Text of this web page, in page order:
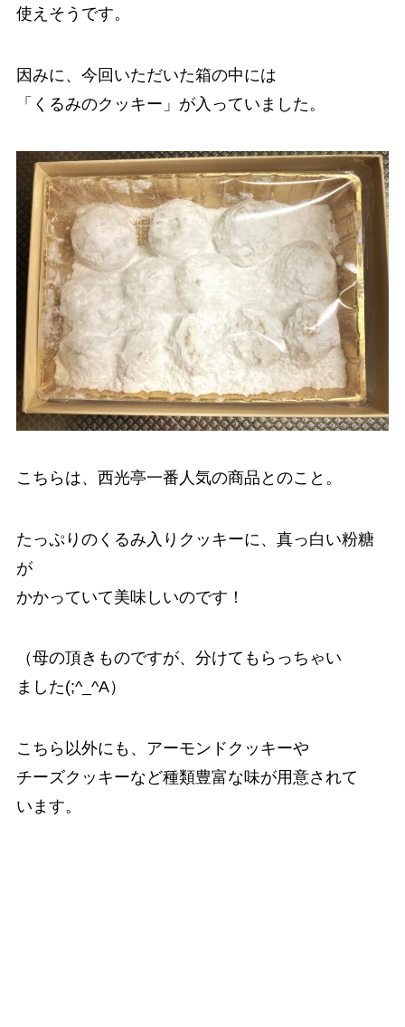
使えそうです。
因みに、今回いただいた箱の中には
「くるみのクッキー」が入っていました。
こちらは、西光亭一番人気の商品とのこと。
たっぷりのくるみ入りクッキーに、真っ白い粉糖
が
かかっていて美味しいのです！
（母の頂きものですが、分けてもらっちゃい
ました(;^_^A）
こちら以外にも、アーモンドクッキーや
チーズクッキーなど種類豊富な味が用意されて
います。